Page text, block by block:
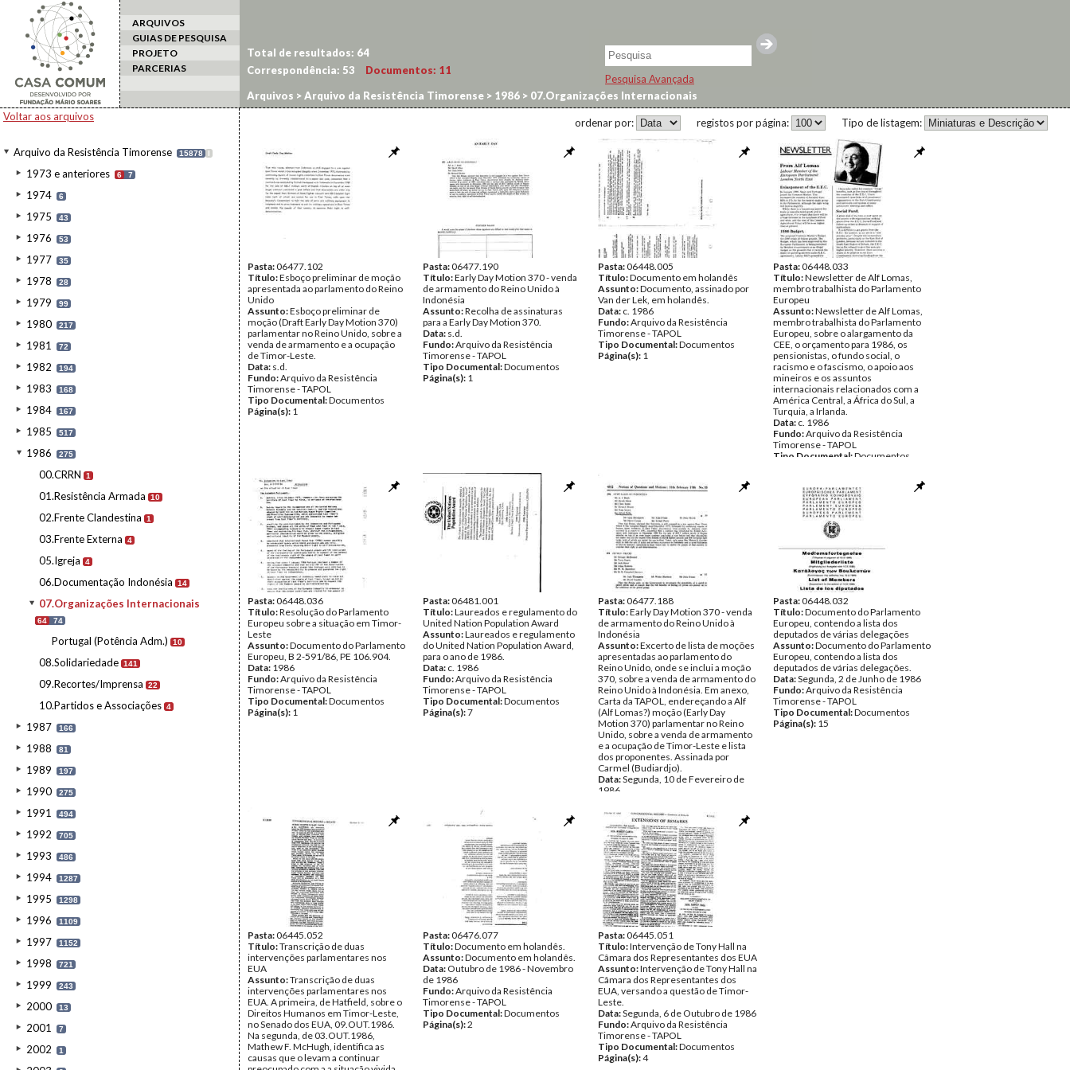
ARQUIVOS
GUIAS DE PESQUISA
PROJETO
PARCERIAS
Pesquisa Avançada
Voltar aos arquivos
Arquivo da Resistência Timorense 15878 I
1973 e anteriores 6 7
1974 6
1975 43
1976 53
1977 35
1978 28
1979 99
1980 217
1981 72
1982 194
1983 168
1984 167
1985 517
1986 275
00.CRRN 1
01.Resistência Armada 10
02.Frente Clandestina 1
03.Frente Externa 4
05.Igreja 4
06.Documentação Indonésia 14
07.Organizações Internacionais
64 74
Portugal (Potência Adm.) 10
08.Solidariedade 141
09.Recortes/Imprensa 22
10.Partidos e Associações 4
1987 166
1988 81
1989 197
1990 275
1991 494
1992 705
1993 486
1994 1287
1995 1298
1996 1109
1997 1152
1998 721
1999 243
2000 13
2001 7
2002 1
Total de resultados: 64
Correspondência: 53 Documentos: 11
Arquivos >Arquivo da Resistência Timorense > 1986 > 07.Organizações Internacionais
Tipo de listagem:
registos por página:
ordenar por:
Pasta:06477.102
Título:Esboço preliminar de moção
apresentada ao parlamento do Reino
Unido
Assunto:Esboço preliminar de
moção (Draft Early Day Motion 370)
parlamentar no Reino Unido, sobre a
venda de armamento e a ocupação
de Timor-Leste.
Data: s.d.
Fundo:Arquivo da Resistência
Timorense - TAPOL
Tipo Documental:Documentos
Página(s): 1
Pasta:06477.190
Título:Early Day Motion 370 - venda
de armamento do Reino Unido à
Indonésia
Assunto:Recolha de assinaturas
para a Early Day Motion 370.
Data: s.d.
Fundo:Arquivo da Resistência
Timorense - TAPOL
Tipo Documental:Documentos
Página(s): 1
Pasta:06448.005
Título:Documento em holandês
Assunto:Documento, assinado por
Van der Lek, em holandês.
Data: c. 1986
Fundo:Arquivo da Resistência
Timorense - TAPOL
Tipo Documental:Documentos
Página(s): 1
Pasta:06448.033
Título:Newsletter de Alf Lomas,
membro trabalhista do Parlamento
Europeu
Assunto:Newsletter de Alf Lomas,
membro trabalhista do Parlamento
Europeu, sobre o alargamento da
CEE, o orçamento para 1986, os
pensionistas, o fundo social, o
racismo e o fascismo, o apoio aos
mineiros e os assuntos
internacionais relacionados com a
América Central, a África do Sul, a
Turquia, a Irlanda.
Data: c. 1986
Fundo:Arquivo da Resistência
Timorense - TAPOL
Tipo Documental:Documentos
Pasta:06448.036
Título:Resolução do Parlamento
Europeu sobre a situação em Timor-
Leste
Assunto:Documento do Parlamento
Europeu, B 2-591/86, PE 106.904.
Data: 1986
Fundo:Arquivo da Resistência
Timorense - TAPOL
Tipo Documental:Documentos
Página(s): 1
Pasta:06481.001
Título:Laureados e regulamento do
United Nation Population Award
Assunto:Laureados e regulamento
do United Nation Population Award,
para o ano de 1986.
Data: c. 1986
Fundo:Arquivo da Resistência
Timorense - TAPOL
Tipo Documental:Documentos
Página(s):7
Pasta:06477.188
Título:Early Day Motion 370 - venda
de armamento do Reino Unido à
Indonésia
Assunto:Excerto de lista de moções
apresentadas ao parlamento do
Reino Unido, onde se inclui a moção
370, sobre a venda de armamento do
Reino Unido à Indonésia. Em anexo,
Carta da TAPOL, endereçando a Alf
(Alf Lomas?) moção (Early Day
Motion 370) parlamentar no Reino
Unido, sobre a venda de armamento
e a ocupação de Timor-Leste e lista
dos proponentes. Assinada por
Carmel (Budiardjo).
Data:Segunda, 10 de Fevereiro de
1986
Timorense - TAPOL
Tipo Documental:Documentos
Página(s):3
Pasta:06448.032
Título:Documento do Parlamento
Europeu, contendo a lista dos
deputados de várias delegações
Assunto:Documento do Parlamento
Europeu, contendo a lista dos
deputados de várias delegações.
Data:Segunda, 2 de Junho de 1986
Fundo:Arquivo da Resistência
Timorense - TAPOL
Tipo Documental:Documentos
Página(s): 15
Pasta:06445.052
Título:Transcrição de duas
intervenções parlamentares nos
EUA
Assunto:Transcrição de duas
intervenções parlamentares nos
EUA. A primeira, de Hatfield, sobre o
Direitos Humanos em Timor-Leste,
no Senado dos EUA, 09.OUT.1986.
Na segunda, de 03.OUT.1986,
Mathew F. McHugh, identifica as
causas que o levam a continuar
Pasta:06476.077
Título:Documento em holandês.
Assunto:Documento em holandês.
Data: Outubro de 1986 - Novembro
de 1986
Fundo:Arquivo da Resistência
Timorense - TAPOL
Tipo Documental:Documentos
Página(s):2
Pasta:06445.051
Título:Intervenção de Tony Hall na
Câmara dos Representantes dos EUA
Assunto:Intervenção de Tony Hall na
Câmara dos Representantes dos
EUA, versando a questão de Timor-
Leste.
Data:Segunda, 6 de Outubro de 1986
Fundo:Arquivo da Resistência
Timorense - TAPOL
Tipo Documental:Documentos
Página(s):4